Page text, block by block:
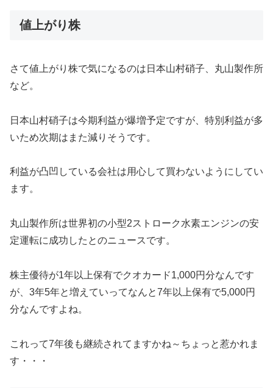
値上がり株
さて値上がり株で気になるのは日本山村硝子、丸山製作所
など。
日本山村硝子は今期利益が爆増予定ですが、特別利益が多
いため次期はまた減りそうです。
利益が凸凹している会社は用心して買わないようにしてい
ます。
丸山製作所は世界初の小型2ストローク水素エンジンの安
定運転に成功したとのニュースです。
株主優待が1年以上保有でクオカード1,000円分なんです
が、3年5年と増えていってなんと7年以上保有で5,000円
分なんですよね。
これって7年後も継続されてますかね～ちょっと惹かれま
す・・・